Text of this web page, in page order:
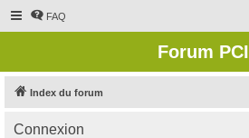
FAQ
Forum PCI
Index du forum
Connexion